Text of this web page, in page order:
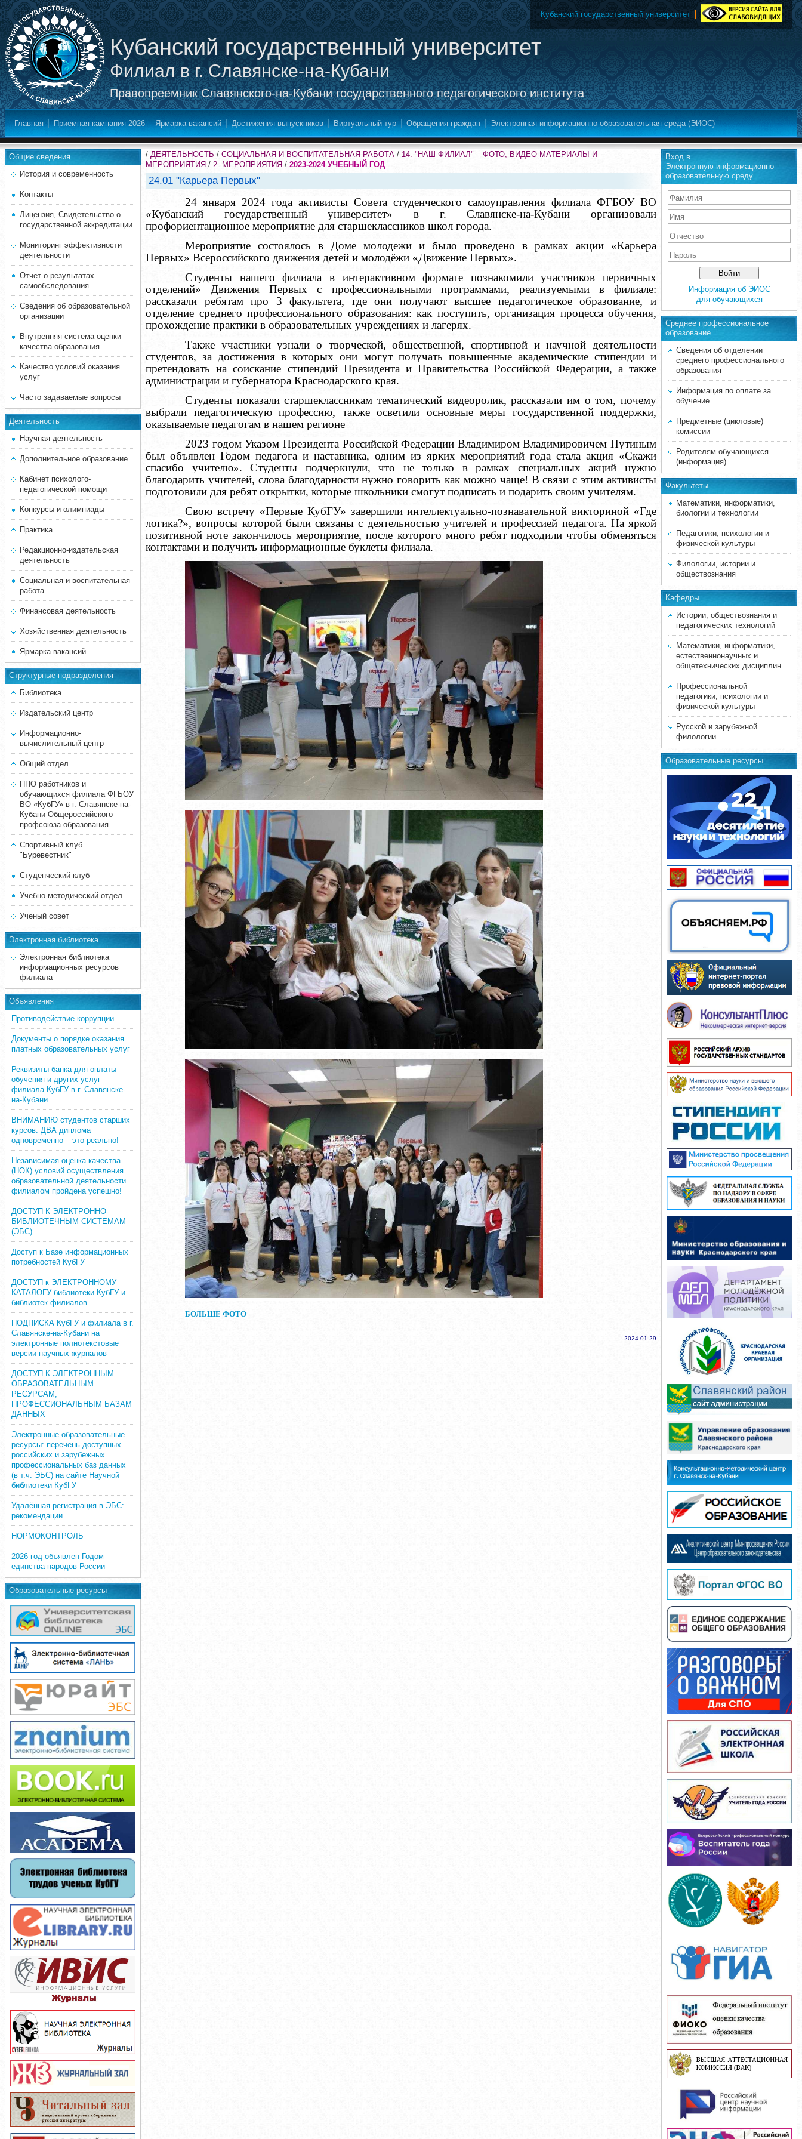
Кубанский государственный университет
Филиал в г. Славянске-на-Кубани
Правопреемник Славянского-на-Кубани государственного педагогического института
Кубанский государственный университет
Главная Приемная кампания 2026 Ярмарка вакансий Достижения выпускников Виртуальный тур Обращения граждан Электронная информационно-образовательная среда (ЭИОС)
Общие сведения
История и современность
Контакты
Лицензия, Свидетельство о
государственной аккредитации
Мониторинг эффективности
деятельности
Отчет о результатах
самообследования
Сведения об образовательной
организации
Внутренняя система оценки
качества образования
Качество условий оказания
услуг
Часто задаваемые вопросы
Деятельность
Научная деятельность
Дополнительное образование
Кабинет психолого-
педагогической помощи
Конкурсы и олимпиады
Практика
Редакционно-издательская
деятельность
Социальная и воспитательная
работа
Финансовая деятельность
Хозяйственная деятельность
Ярмарка вакансий
Структурные подразделения
Библиотека
Издательский центр
Информационно-
вычислительный центр
Общий отдел
ППО работников и
обучающихся филиала ФГБОУ
ВО «КубГУ» в г. Славянске-на-
Кубани Общероссийского
профсоюза образования
Спортивный клуб
"Буревестник"
Студенческий клуб
Учебно-методический отдел
Ученый совет
Электронная библиотека
Электронная библиотека
информационных ресурсов
филиала
Объявления
Противодействие коррупции
Документы о порядке оказания
платных образовательных услуг
Реквизиты банка для оплаты
обучения и других услуг
филиала КубГУ в г. Славянске-
на-Кубани
ВНИМАНИЮ студентов старших
курсов: ДВА диплома
одновременно – это реально!
Независимая оценка качества
(НОК) условий осуществления
образовательной деятельности
филиалом пройдена успешно!
ДОСТУП К ЭЛЕКТРОННО-
БИБЛИОТЕЧНЫМ СИСТЕМАМ
(ЭБС)
Доступ к Базе информационных
потребностей КубГУ
ДОСТУП к ЭЛЕКТРОННОМУ
КАТАЛОГУ библиотеки КубГУ и
библиотек филиалов
ПОДПИСКА КубГУ и филиала в г.
Славянске-на-Кубани на
электронные полнотекстовые
версии научных журналов
ДОСТУП К ЭЛЕКТРОННЫМ
ОБРАЗОВАТЕЛЬНЫМ
РЕСУРСАМ,
ПРОФЕССИОНАЛЬНЫМ БАЗАМ
ДАННЫХ
Электронные образовательные
ресурсы: перечень доступных
российских и зарубежных
профессиональных баз данных
(в т.ч. ЭБС) на сайте Научной
библиотеки КубГУ
Удалённая регистрация в ЭБС:
рекомендации
НОРМОКОНТРОЛЬ
2026 год объявлен Годом
единства народов России
Образовательные ресурсы
/ ДЕЯТЕЛЬНОСТЬ / СОЦИАЛЬНАЯ И ВОСПИТАТЕЛЬНАЯ РАБОТА / 14. "НАШ ФИЛИАЛ" – ФОТО, ВИДЕО МАТЕРИАЛЫ И
МЕРОПРИЯТИЯ / 2. МЕРОПРИЯТИЯ / 2023-2024 УЧЕБНЫЙ ГОД
24.01 "Карьера Первых"
24 января 2024 года активисты Совета студенческого самоуправления филиала ФГБОУ ВО
«Кубанский государственный университет» в г. Славянске-на-Кубани организовали
профориентационное мероприятие для старшеклассников школ города.
Мероприятие состоялось в Доме молодежи и было проведено в рамках акции «Карьера
Первых» Всероссийского движения детей и молодёжи «Движение Первых».
Студенты нашего филиала в интерактивном формате познакомили участников первичных
отделений» Движения Первых с профессиональными программами, реализуемыми в филиале:
рассказали ребятам про 3 факультета, где они получают высшее педагогическое образование, и
отделение среднего профессионального образования: как поступить, организация процесса обучения,
прохождение практики в образовательных учреждениях и лагерях.
Также участники узнали о творческой, общественной, спортивной и научной деятельности
студентов, за достижения в которых они могут получать повышенные академические стипендии и
претендовать на соискание стипендий Президента и Правительства Российской Федерации, а также
администрации и губернатора Краснодарского края.
Студенты показали старшеклассникам тематический видеоролик, рассказали им о том, почему
выбрали педагогическую профессию, также осветили основные меры государственной поддержки,
оказываемые педагогам в нашем регионе
2023 годом Указом Президента Российской Федерации Владимиром Владимировичем Путиным
был объявлен Годом педагога и наставника, одним из ярких мероприятий года стала акция «Скажи
спасибо учителю». Студенты подчеркнули, что не только в рамках специальных акций нужно
благодарить учителей, слова благодарности нужно говорить как можно чаще! В связи с этим активисты
подготовили для ребят открытки, которые школьники смогут подписать и подарить своим учителям.
Свою встречу «Первые КубГУ» завершили интеллектуально-познавательной викториной «Где
логика?», вопросы которой были связаны с деятельностью учителей и профессией педагога. На яркой
позитивной ноте закончилось мероприятие, после которого много ребят подходили чтобы обменяться
контактами и получить информационные буклеты филиала.
БОЛЬШЕ ФОТО
2024-01-29
Вход в
Электронную информационно-
образовательную среду
Информация об ЭИОС
для обучающихся
Среднее професcиональное
образование
Сведения об отделении
среднего профессионального
образования
Информация по оплате за
обучение
Предметные (цикловые)
комиссии
Родителям обучающихся
(информация)
Факультеты
Математики, информатики,
биологии и технологии
Педагогики, психологии и
физической культуры
Филологии, истории и
обществознания
Кафедры
Истории, обществознания и
педагогических технологий
Математики, информатики,
естественнонаучных и
общетехнических дисциплин
Профессиональной
педагогики, психологии и
физической культуры
Русской и зарубежной
филологии
Образовательные ресурсы